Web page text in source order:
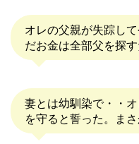
オレの父親が失踪し
だお金は全部父を探す
妻とは幼馴染で・・
を守ると誓った。ま